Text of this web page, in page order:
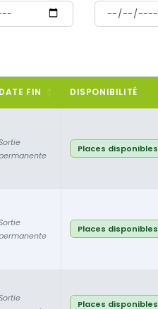
DATE FIN DISPONIBILITÉ
Places disponibles
Places disponibles
Places disponibles